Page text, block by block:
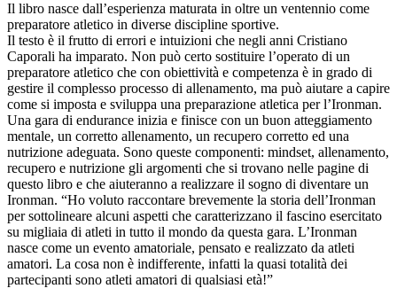
Il libro nasce dall’esperienza maturata in oltre un ventennio come
preparatore atletico in diverse discipline sportive.
Il testo è il frutto di errori e intuizioni che negli anni Cristiano
Caporali ha imparato. Non può certo sostituire l’operato di un
preparatore atletico che con obiettività e competenza è in grado di
gestire il complesso processo di allenamento, ma può aiutare a capire
come si imposta e sviluppa una preparazione atletica per l’Ironman.
Una gara di endurance inizia e finisce con un buon atteggiamento
mentale, un corretto allenamento, un recupero corretto ed una
nutrizione adeguata. Sono queste componenti: mindset, allenamento,
recupero e nutrizione gli argomenti che si trovano nelle pagine di
questo libro e che aiuteranno a realizzare il sogno di diventare un
Ironman. “Ho voluto raccontare brevemente la storia dell’Ironman
per sottolineare alcuni aspetti che caratterizzano il fascino esercitato
su migliaia di atleti in tutto il mondo da questa gara. L’Ironman
nasce come un evento amatoriale, pensato e realizzato da atleti
amatori. La cosa non è indifferente, infatti la quasi totalità dei
partecipanti sono atleti amatori di qualsiasi età!”